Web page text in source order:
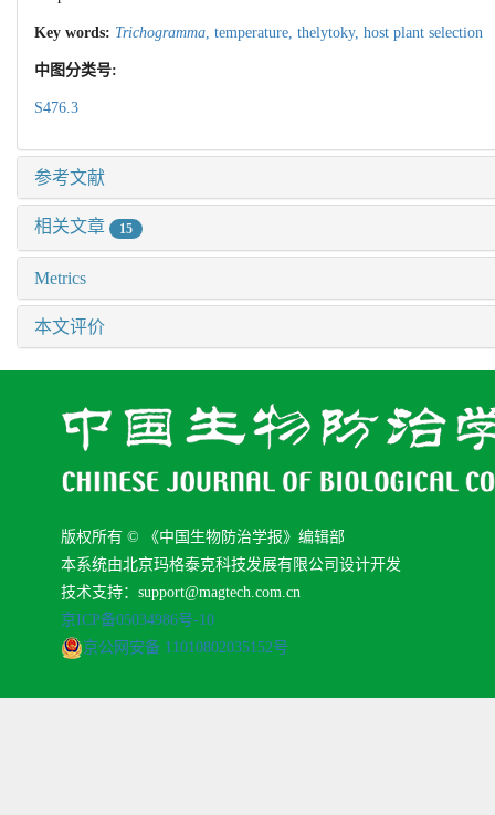
Key words: Trichogramma, temperature, thelytoky, host plant selection
中图分类号:
S476.3
参考文献
相关文章 15
Metrics
本文评价
版权所有 © 《中国生物防治学报》编辑部
本系统由北京玛格泰克科技发展有限公司设计开发
技术支持：support@magtech.com.cn
京ICP备05034986号-10
京公网安备 11010802035152号